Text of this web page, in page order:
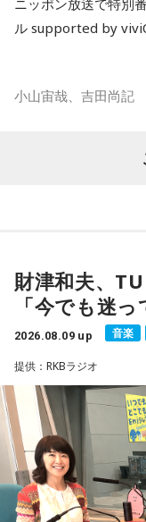
その後、K君のお父
当時はスマホもなく
柏原収史も、友達の
見るという夏休みな
きつく景色」につい
便利になった今だか
を感じるエピソード
山梨の風景とともに
『Nostalgic More
切な人との思い出を
ル supported by
小山宙哉、吉田尚記
パーソナリティを務
18年に及ぶ「宇宙兄
なり、「宇宙兄弟」
会う」というキャラ
小山宙哉をゲストに
弟スペシャル
から放送。放送後に
ィレクターズカット
る。
財津和夫、
「今でも迷
2026.08.09 up 音楽
提供：RKBラジオ